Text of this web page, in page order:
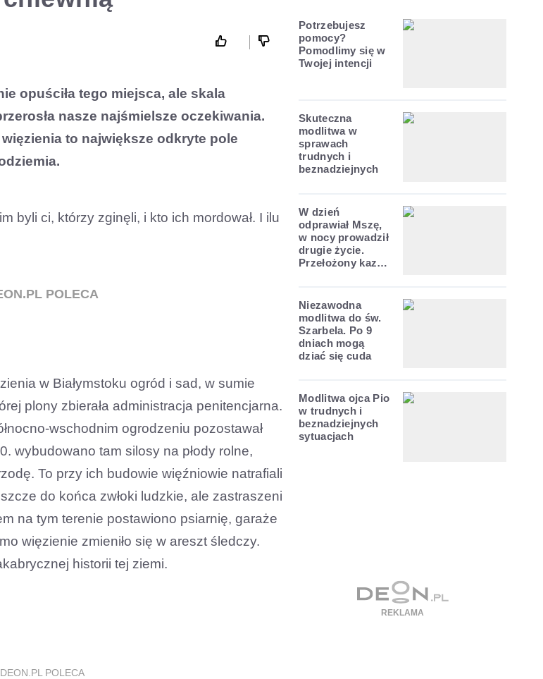
opuściła tego miejsca, ale skala
nasze najśmielsze oczekiwania.
to największe odkryte pole
byli ci, którzy zginęli, i kto ich mordował. I ilu
POLECA
w Białymstoku ogród i sad, w sumie
plony zbierała administracja penitencjarna.
wschodnim ogrodzeniu pozostawał
wybudowano tam silosy na płody rolne,
To przy ich budowie więźniowie natrafiali
do końca zwłoki ludzkie, ale zastraszeni
na tym terenie postawiono psiarnię, garaże
więzienie zmieniło się w areszt śledczy.
historii tej ziemi.
DEON.PL POLECA
Potrzebujesz
pomocy?
Pomodlimy się w
Twojej intencji
Skuteczna
modlitwa w
sprawach
trudnych i
beznadziejnych
W dzień
odprawiał Mszę,
w nocy prowadził
drugie życie.
Przełożony kazał
Niezawodna
modlitwa do św.
Szarbela. Po 9
dniach mogą
dziać się cuda
Modlitwa ojca Pio
w trudnych i
beznadziejnych
sytuacjach